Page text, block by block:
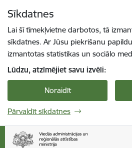
Sīkdatnes
Lai šī tīmekļvietne darbotos, tā
sīkdatnes. Ar Jūsu piekrišanu
izmantotas statistikas un sociālo
Lūdzu, atzīmējiet savu izvēli:
Noraidīt
Pārvaldīt sīkdatnes